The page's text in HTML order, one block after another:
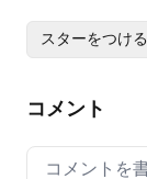
スターをつける
コメント
Your